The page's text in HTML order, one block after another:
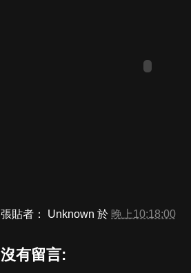
張貼者： Unknown 於 晚上10:18:00
沒有留言: